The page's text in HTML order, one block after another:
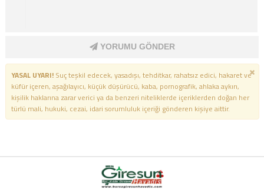
YORUMU GÖNDER
YASAL UYARI!Suç teşkil edecek, yasadışı, tehditkar, rahatsız edici, hakaret ve
küfür içeren, aşağılayıcı, küçük düşürücü, kaba, pornografik, ahlaka aykırı,
kişilik haklarına zarar verici ya da benzeri niteliklerde içeriklerden doğan her
türlü mali, hukuki, cezai, idari sorumluluk içeriği gönderen kişiye aittir.